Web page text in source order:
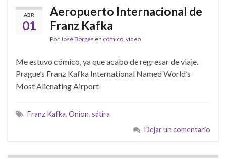
ABR
01
Aeropuerto Internacional de
Franz Kafka
PorJosé Borges en cómico, video
Me estuvo cómico, ya que acabo de regresar de viaje.
Prague’s Franz Kafka International Named World’s
Most Alienating Airport
Franz Kafka, Onion, sátira
Dejar un comentario